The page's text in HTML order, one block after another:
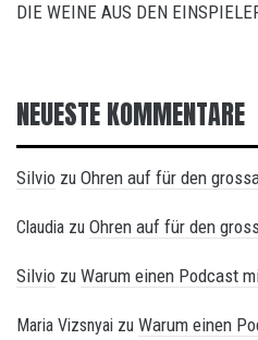
DIE WEINE AUS DEN
NEUESTE KOMMENTARE
Silvio zu Ohren auf für den
Claudia zu Ohren auf für den
Silvio zu Warum einen Podcast
Maria Vizsnyai zu Warum einen